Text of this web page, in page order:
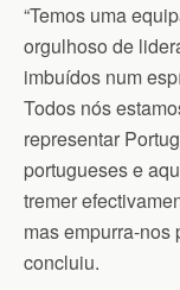
“Temos uma
orgulhoso de
imbuídos num
Todos nós
representar
portugueses e
tremer
mas empurra-nos
concluiu.